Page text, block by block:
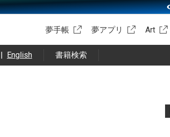
夢手帳 夢アプリ Art
| English 書籍検索